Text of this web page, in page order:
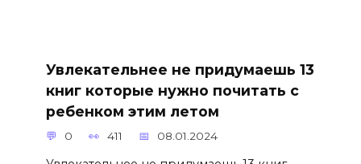
Увлекательнее не придумаешь 13
книг которые нужно почитать с
ребенком этим летом
0 411 08.01.2024